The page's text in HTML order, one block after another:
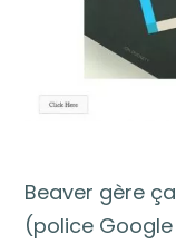
Beaver gère
(police